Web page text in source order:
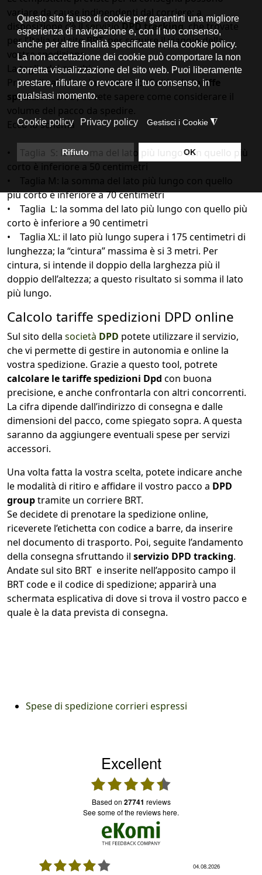
variare da cause indipendenti dal corriere; a
disposizione c’è ilservizioDPD tracking, che trovate
per l’Italia sul sito BRT, per seguire il viaggio della
vostra spedizione.
La taglia dei pacchi
Prima di calcolare in maniera definitiva letariffe
spedizioni DPD, dovete sapere come considerare il
volume del pacco da spedire.
Ecco lo schema
• Taglia S: la somma del lato più lungo con quello più
corto è inferiore a 50 centimetri
• Taglia M: la somma del lato più lungo con quello
più corto è inferiore a 70 centimetri
• Taglia L: la somma del lato più lungo con quello più
corto è inferiore a 90 centimetri
• Taglia XL: il lato più lungo supera i 175 centimetri di
lunghezza; la “cintura” massima è si 3 metri. Per
cintura, si intende il doppio della larghezza più il
doppio dell’altezza; a questo risultato si somma il lato
più lungo.
Calcolo tariffe spedizioni DPD online
Sul sito della società DPD potete utilizzare il servizio,
che vi permette di gestire in autonomia e online la
vostra spedizione. Grazie a questo tool, potrete
calcolare le tariffe spedizioni Dpd con buona
precisione, e anche confrontarla con altri concorrenti.
La cifra dipende dall’indirizzo di consegna e dalle
dimensioni del pacco, come spiegato sopra. A questa
saranno da aggiungere eventuali spese per servizi
accessori.
Una volta fatta la vostra scelta, potete indicare anche
le modalità di ritiro e affidare il vostro pacco a DPD
grouptramite un corriere BRT.
Se decidete di prenotare la spedizione online,
riceverete l’etichetta con codice a barre, da inserire
nel documento di trasporto. Poi, seguite l’andamento
della consegna sfruttando il servizio DPD tracking.
Andate sul sito BRT e inserite nell’apposito campo il
BRT code e il codice di spedizione; apparirà una
schermata esplicativa di dove si trova il vostro pacco e
quale è la data prevista di consegna.
Spese di spedizione corrieri espressi
Excellent
based on 27741 reviews
see some of the reviews here.
04.08.2026